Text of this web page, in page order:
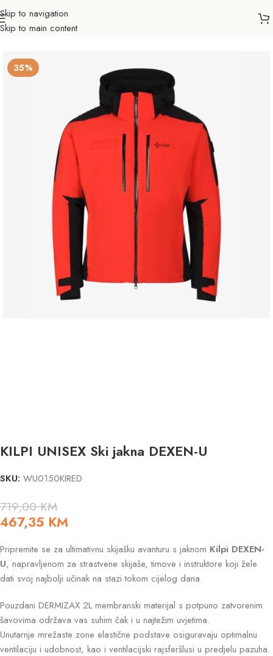
Skip to navigation
Skip to main content
Početna Sve za zimu
35%
KILPI UNISEX Ski jakna DEXEN-U
SKU: WU0150KIRED
719,00KM
467,35 KM
Pripremite se za ultimativnu skijašku avanturu s jaknom Kilpi DEXEN-
U, napravljenom za strastvene skijaše, timove i instruktore koji žele
dati svoj najbolji učinak na stazi tokom cijelog dana.
Pouzdani DERMIZAX 2L membranski materijal s potpuno zatvorenim
šavovima održava vas suhim čak i u najtežim uvjetima.
Unutarnje mrežaste zone elastične podstave osiguravaju optimalnu
ventilaciju i udobnost, kao i ventilacijski rajsferšlusi u predjelu pazuha.